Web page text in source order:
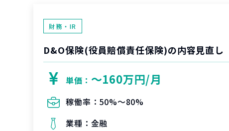
財務・IR
D&O保険(役員賠償責任保険)の内容見直し
単価： 〜160万円/月
稼働率： 50%〜80%
業種： 金融